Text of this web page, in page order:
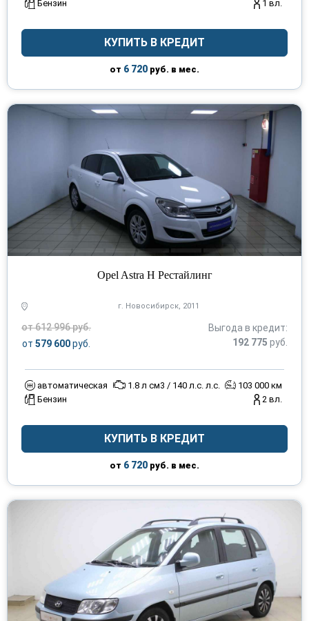
Бензин 1 вл.
КУПИТЬ В КРЕДИТ
от 6 720 руб. в мес.
Opel Astra H Рестайлинг
г. Новосибирск, 2011
от 612 996 руб.
от 579 600руб.
Выгода в кредит:
192 775 руб.
автоматическая 1.8 л см3 / 140 л.с. л.с.
103 000 км
Бензин
2 вл.
КУПИТЬ В КРЕДИТ
от 6 720 руб. в мес.